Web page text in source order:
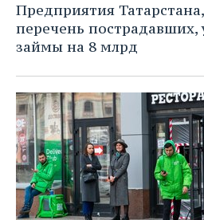
Предприятия
перечень пострадавших,
займы на 8 млрд